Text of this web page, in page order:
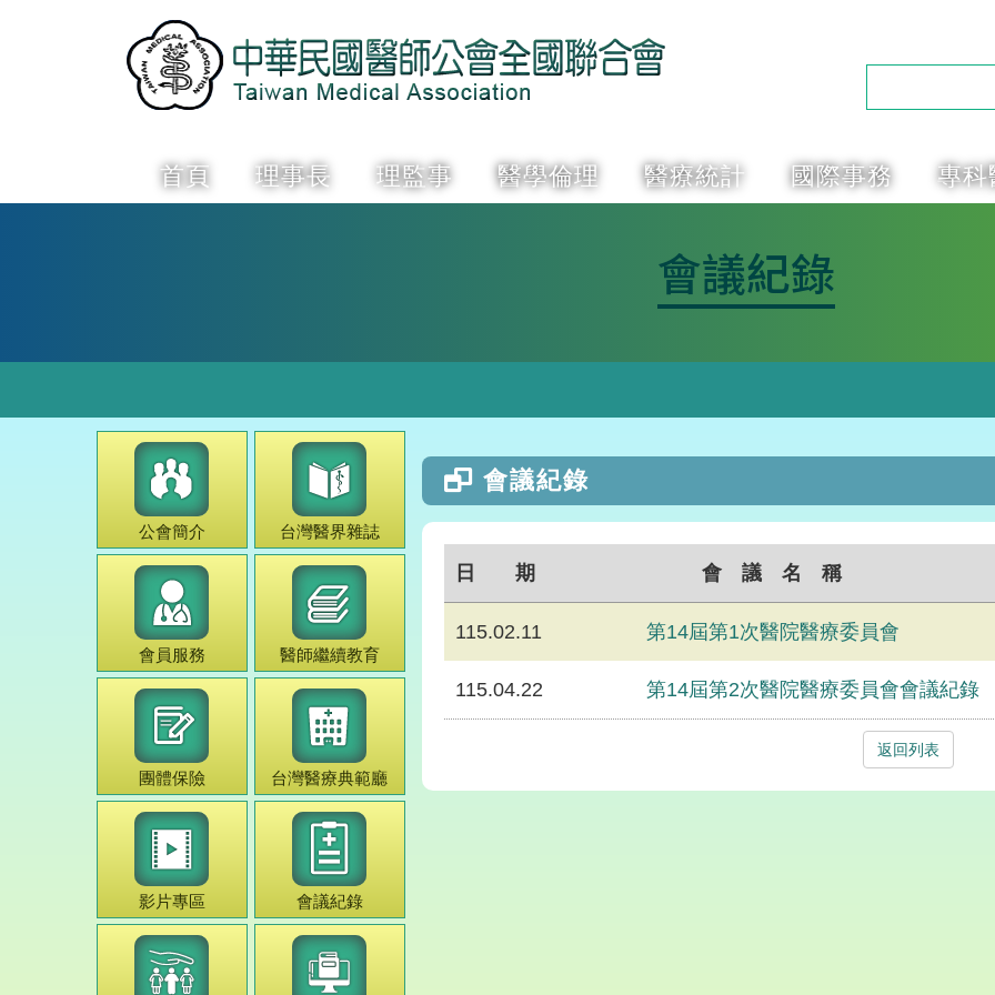
首頁 理事長 理監事 醫學倫理 醫療統計 國際事務 專科
會議紀錄
公會簡介 台灣醫界雜誌
會員服務 醫師繼續教育
團體保險 台灣醫療典範廳
影片專區 會議紀錄
會議紀錄
日 期 會 議 名 稱
115.02.11 第14屆第1次醫院醫療委員會
115.04.22 第14屆第2次醫院醫療委員會會議紀錄
返回列表